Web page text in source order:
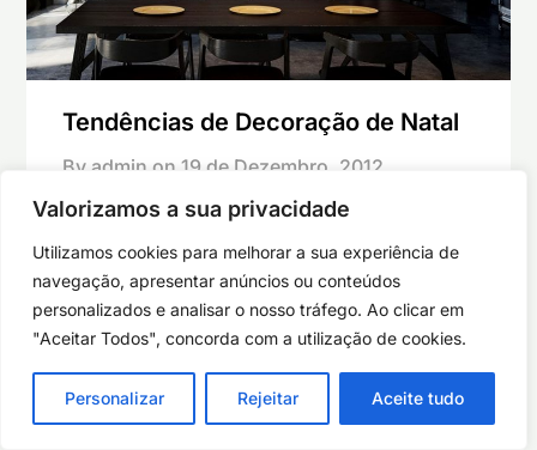
Valorizamos a sua privacidade
Utilizamos cookies para melhorar a sua experiência de
navegação, apresentar anúncios ou conteúdos
personalizados e analisar o nosso tráfego. Ao clicar em
"Aceitar Todos", concorda com a utilização de cookies.
Personalizar Rejeitar Aceite tudo
Tendências de Decoração de Natal
By admin on 19 de Dezembro, 2012
As tendências para a decoração de Natal 2011
são: autenticidade: destaque para a beleza da
simplicidade, onde os ambientes são decorados
com ornamentos antigos, passados de geração
em geração, juntamente com alguns
apontamentos como tapetes modernos. Faça
uma fusão entre novo e velho e crie uma
decoração de Natal única. optimismo: o
artesanato combinado com…